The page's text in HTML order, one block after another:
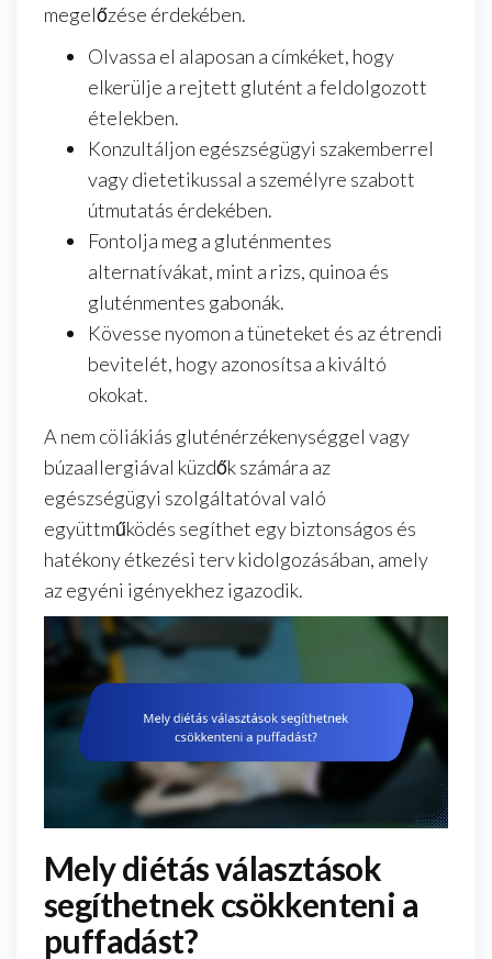
megelőzése érdekében.
Olvassa el alaposan a címkéket, hogy
elkerülje a rejtett glutént a feldolgozott
ételekben.
Konzultáljon egészségügyi szakemberrel
vagy dietetikussal a személyre szabott
útmutatás érdekében.
Fontolja meg a gluténmentes
alternatívákat, mint a rizs, quinoa és
gluténmentes gabonák.
Kövesse nyomon a tüneteket és az étrendi
bevitelét, hogy azonosítsa a kiváltó
okokat.
A nem cöliákiás gluténérzékenységgel vagy
búzaallergiával küzdők számára az
egészségügyi szolgáltatóval való
együttműködés segíthet egy biztonságos és
hatékony étkezési terv kidolgozásában, amely
az egyéni igényekhez igazodik.
Mely diétás választások
segíthetnek csökkenteni a
puffadást?